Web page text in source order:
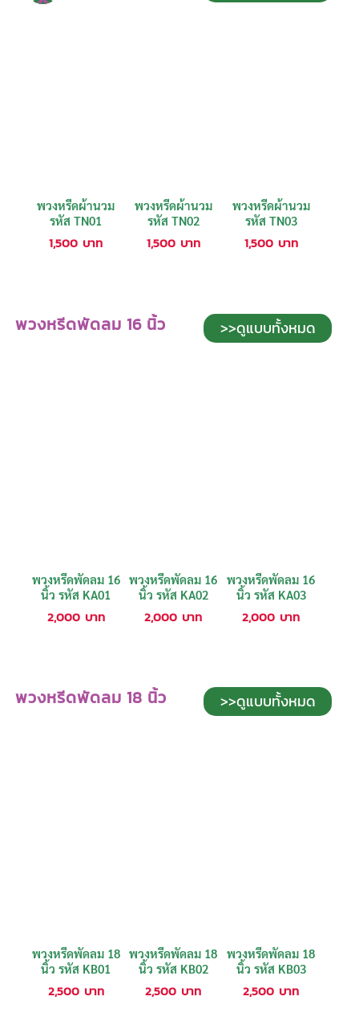
พวงหรีดผ้านวม
รหัส TN01
1,500 บาท
พวงหรีดผ้านวม
รหัส TN02
1,500 บาท
พวงหรีดผ้านวม
รหัส TN03
1,500 บาท
พวงหรีดพัดลม 16 นิ้ว >>ดูแบบทั้งหมด
พวงหรีดพัดลม 16
นิ้ว รหัส KA01
2,000 บาท
พวงหรีดพัดลม 16
นิ้ว รหัส KA02
2,000 บาท
พวงหรีดพัดลม 16
นิ้ว รหัส KA03
2,000 บาท
พวงหรีดพัดลม 18 นิ้ว >>ดูแบบทั้งหมด
พวงหรีดพัดลม 18
นิ้ว รหัส KB01
2,500 บาท
พวงหรีดพัดลม 18
นิ้ว รหัส KB02
2,500 บาท
พวงหรีดพัดลม 18
นิ้ว รหัส KB03
2,500 บาท